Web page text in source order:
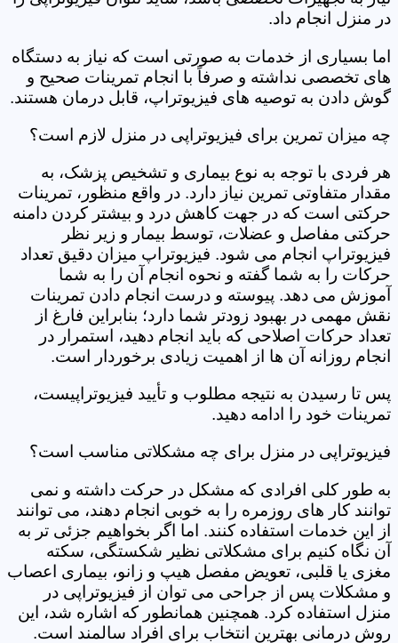
در منزل انجام داد.
اما بسیاری از خدمات به صورتی است که نیاز به دستگاه
های تخصصی نداشته و صرفاً با انجام تمرینات صحیح و
گوش دادن به توصیه های فیزیوتراپ، قابل درمان هستند.
چه میزان تمرین برای فیزیوتراپی در منزل لازم است؟
هر فردی با توجه به نوع بیماری و تشخیص پزشک، به
مقدار متفاوتی تمرین نیاز دارد. در واقع منظور، تمرینات
حرکتی است که در جهت کاهش درد و بیشتر کردن دامنه
حرکتی مفاصل و عضلات، توسط بیمار و زیر نظر
فیزیوتراپ انجام می شود. فیزیوتراپ میزان دقیق تعداد
حرکات را به شما گفته و نحوه انجام آن را به شما
آموزش می دهد. پیوسته و درست انجام دادن تمرینات
نقش مهمی در بهبود زودتر شما دارد؛ بنابراین فارغ از
تعداد حرکات اصلاحی که باید انجام دهید، استمرار در
انجام روزانه آن ها از اهمیت زیادی برخوردار است.
پس تا رسیدن به نتیجه مطلوب و تأیید فیزیوتراپیست،
تمرینات خود را ادامه دهید.
فیزیوتراپی در منزل برای چه مشکلاتی مناسب است؟
به طور کلی افرادی که مشکل در حرکت داشته و نمی
توانند کار های روزمره را به خوبی انجام دهند، می توانند
از این خدمات استفاده کنند. اما اگر بخواهیم جزئی تر به
آن نگاه کنیم برای مشکلاتی نظیر شکستگی، سکته
مغزی یا قلبی، تعویض مفصل هیپ و زانو، بیماری اعصاب
و مشکلات پس از جراحی می توان از فیزیوتراپی در
منزل استفاده کرد. همچنین همانطور که اشاره شد، این
روش درمانی بهترین انتخاب برای افراد سالمند است.